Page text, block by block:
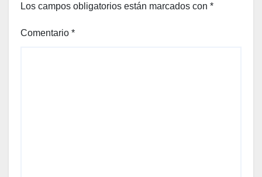
Los campos obligatorios están marcados con *
Comentario *